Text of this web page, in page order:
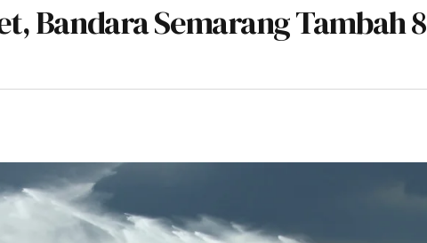
Bandara Semarang Tambah 8